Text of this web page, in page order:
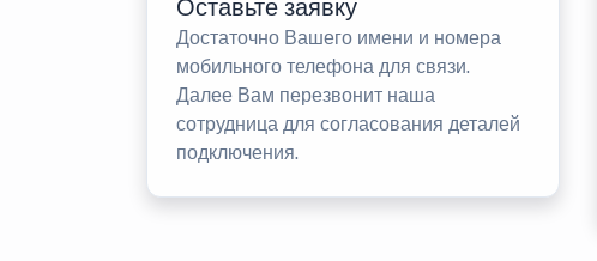
Оставьте заявку
Достаточно Вашего имени и номера
мобильного телефона для связи.
Далее Вам перезвонит наша
сотрудница для согласования деталей
подключения.